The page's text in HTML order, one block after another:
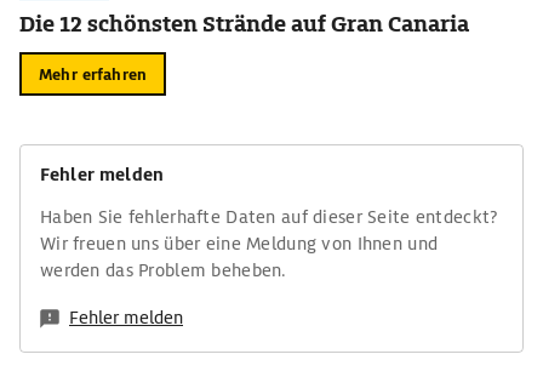
Die 12 schönsten Strände auf Gran Canaria
Mehr erfahren
Fehler melden
Haben Sie fehlerhafte Daten auf dieser Seite entdeckt?
Wir freuen uns über eine Meldung von Ihnen und
werden das Problem beheben.
Fehler melden